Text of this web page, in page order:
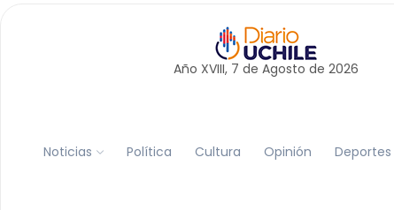
Año XVIII, 7 de Agosto de 2026
Noticias Política Cultura Opinión Deportes